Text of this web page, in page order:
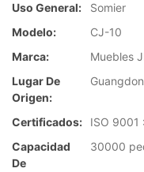
Uso General:
Somier
Modelo:
CJ-10
Marca:
Muebles
Lugar De
Origen:
Certificados:
ISO 9001
Capacidad
De
30000